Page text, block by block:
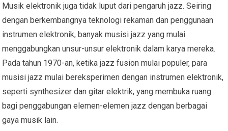
Musik elektronik juga tidak luput dari pengaruh jazz. Seiring
dengan berkembangnya teknologi rekaman dan penggunaan
instrumen elektronik, banyak musisi jazz yang mulai
menggabungkan unsur-unsur elektronik dalam karya mereka.
Pada tahun 1970-an, ketika jazz fusion mulai populer, para
musisi jazz mulai bereksperimen dengan instrumen elektronik,
seperti synthesizer dan gitar elektrik, yang membuka ruang
bagi penggabungan elemen-elemen jazz dengan berbagai
gaya musik lain.